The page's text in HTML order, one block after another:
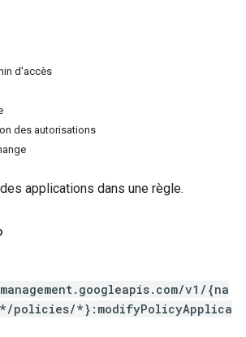
d'accès
des autorisations
applications dans une règle.
v1/{na
*/policies/*}:modifyPolicyApplica